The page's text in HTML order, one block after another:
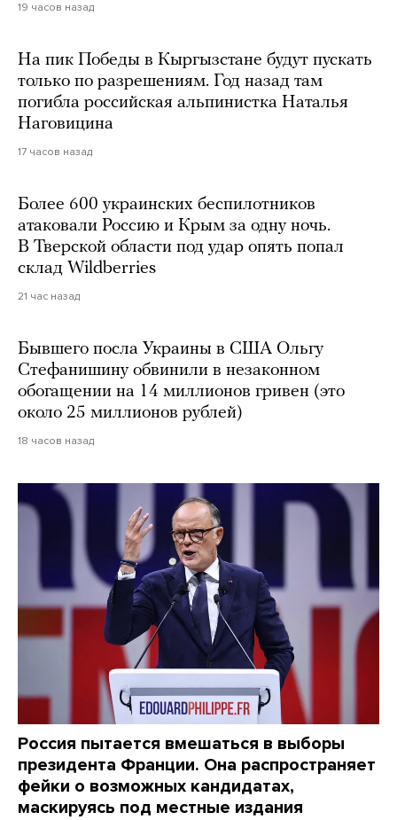
19 часов назад
На пик Победы в Кыргызстане будут пускать
только по разрешениям. Год назад там
погибла российская альпинистка Наталья
Наговицина
17 часов назад
Более 600 украинских беспилотников
атаковали Россию и Крым за одну ночь.
В Тверской области под удар опять попал
склад Wildberries
21 час назад
Бывшего посла Украины в США Ольгу
Стефанишину обвинили в незаконном
обогащении на 14 миллионов гривен (это
около 25 миллионов рублей)
18 часов назад
Россия пытается вмешаться в выборы
президента Франции. Она распространяет
фейки о возможных кандидатах,
маскируясь под местные издания